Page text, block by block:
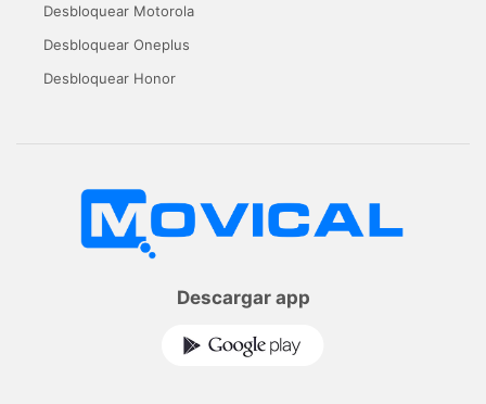
Desbloquear Motorola
Desbloquear Oneplus
Desbloquear Honor
Descargar app